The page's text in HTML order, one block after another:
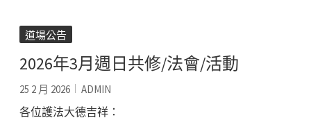
道場公告
2026年3月週日共修/法會/活動
25 2 月 2026 ADMIN
各位護法大德吉祥：